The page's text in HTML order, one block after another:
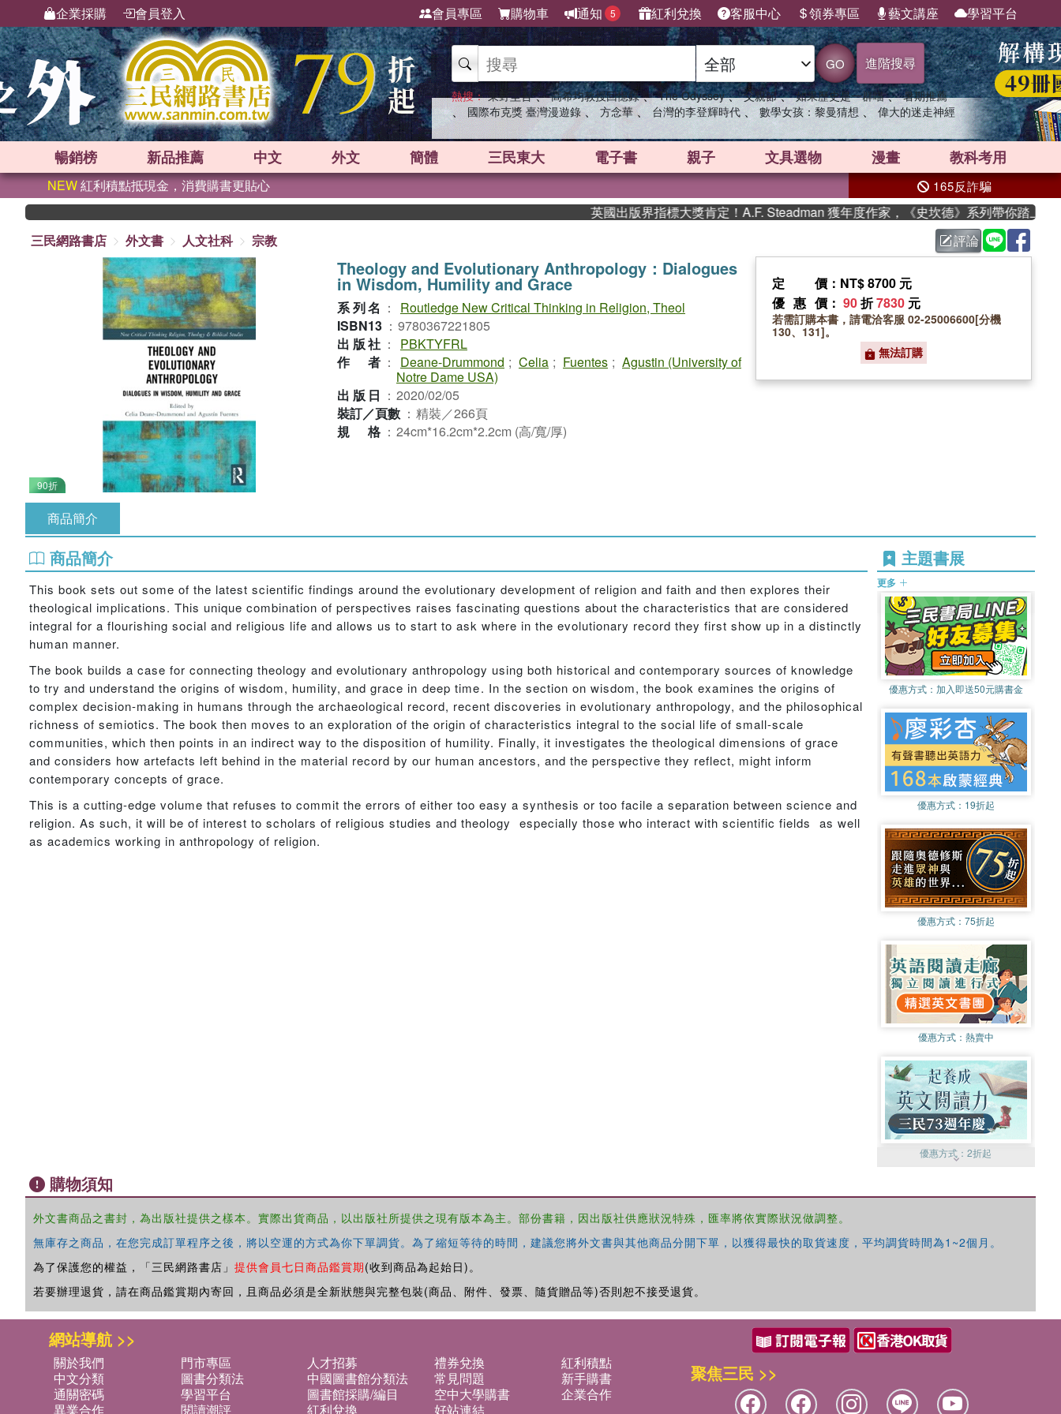
企業採購 會員登入 會員專區 購物車 通知 5 紅利兌換 客服中心 領券專區 藝文講座 學習平台
GO 進階搜尋
熱搜： 東野圭吾 、 高希均教授回憶錄 、 The Odyssey 、 父親節 、 如果歷史是一群喵 、 暑期推薦
、 國際布克獎 臺灣漫遊錄 、 方念華 、 台灣的李登輝時代 、 數學女孩：黎曼猜想 、 偉大的迷走神經
暢銷榜 新品推薦 中文 外文 簡體 三民東大 電子書 親子 文具選物 漫畫 教科考用
NEW紅利積點抵現金，消費購書更貼心 165反詐騙
英國出版界指標大獎肯定！A.F. Steadman 獲年度作家，《史坎德》系列帶你踏上熱血奇
三民網路書店
外文書 人文社科 宗教 評論
90折
Theology and Evolutionary Anthropology：Dialogues
in Wisdom, Humility and Grace
系列名 ：
Routledge New Critical Thinking in Religion, Theol
ISBN13 ： 9780367221805
出版社 ：
PBKTYFRL
作者 ： Deane-Drummond ; Celia ; Fuentes ; Agustin (University of
Notre Dame USA)
出版日 ： 2020/02/05
裝訂／頁數 ： 精裝／266頁
規格 ： 24cm*16.2cm*2.2cm (高/寬/厚)
定價 ：NT$ 8700 元
優惠價 ： 90折7830 元
若需訂購本書，請電洽客服 02-25006600[分機
130、131]。
無法訂購
商品簡介
商品簡介
This book sets out some of the latest scientific findings around the evolutionary development of religion and faith and then explores their
theological implications. This unique combination of perspectives raises fascinating questions about the characteristics that are considered
integral for a flourishing social and religious life and allows us to start to ask where in the evolutionary record they first show up in a distinctly
human manner.
The book builds a case for connecting theology and evolutionary anthropology using both historical and contemporary sources of knowledge
to try and understand the origins of wisdom, humility, and grace in deep time. In the section on wisdom, the book examines the origins of
complex decision-making in humans through the archaeological record, recent discoveries in evolutionary anthropology, and the philosophical
richness of semiotics. The book then moves to an exploration of the origin of characteristics integral to the social life of small-scale
communities, which then points in an indirect way to the disposition of humility. Finally, it investigates the theological dimensions of grace
and considers how artefacts left behind in the material record by our human ancestors, and the perspective they reflect, might inform
contemporary concepts of grace.
This is a cutting-edge volume that refuses to commit the errors of either too easy a synthesis or too facile a separation between science and
religion. As such, it will be of interest to scholars of religious studies and theology  especially those who interact with scientific fields  as well
as academics working in anthropology of religion.
主題書展
更多
優惠方式： 加入即送50元購書金
優惠方式： 19折起
優惠方式： 75折起
優惠方式： 熱賣中
優惠方式：2折起
購物須知
外文書商品之書封，為出版社提供之樣本。實際出貨商品，以出版社所提供之現有版本為主。部份書籍，因出版社供應狀況特殊，匯率將依實際狀況做調整。
無庫存之商品，在您完成訂單程序之後，將以空運的方式為你下單調貨。為了縮短等待的時間，建議您將外文書與其他商品分開下單，以獲得最快的取貨速度，平均調貨時間為1~2個月。
為了保護您的權益，「三民網路書店」 提供會員七日商品鑑賞期(收到商品為起始日)。
若要辦理退貨，請在商品鑑賞期內寄回，且商品必須是全新狀態與完整包裝(商品、附件、發票、隨貨贈品等)否則恕不接受退貨。
網站導航 >>
關於我們 門市專區 人才招募 禮券兌換
紅利積點
中文分類
圖書分類法 中國圖書館分類法 常見問題
新手購書
通關密碼
學習平台 圖書館採購/編目 空中大學購書
企業合作
異業合作
閱讀潮評 紅利兌換 好站連結
聚焦三民 >>